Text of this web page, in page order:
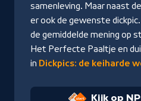
samenleving. Maar naast
er ook de gewenste
de gemiddelde mening op
Het Perfecte Paaltje en
in Dickpics: de keiharde
Kijk op